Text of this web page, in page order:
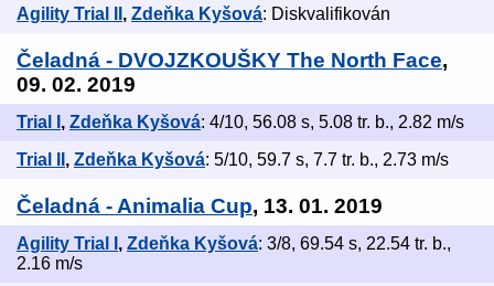
Agility Trial II , Zdeňka Kyšová: Diskvalifikován
Čeladná - DVOJZKOUŠKY The North Face,
09. 02. 2019
Trial I , Zdeňka Kyšová: 4/10, 56.08 s, 5.08 tr. b., 2.82 m/s
Trial II , Zdeňka Kyšová: 5/10, 59.7 s, 7.7 tr. b., 2.73 m/s
Čeladná - Animalia Cup, 13. 01. 2019
Agility Trial I , Zdeňka Kyšová: 3/8, 69.54 s, 22.54 tr. b.,
2.16 m/s